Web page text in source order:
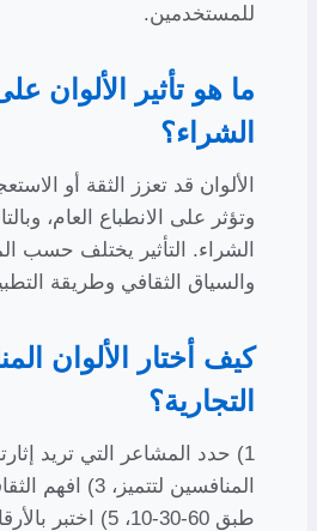
للمستخدمين.
ما هو تأثير الألوان
الشراء؟
الألوان قد تعزز الثقة أو
وتؤثر على الانطباع العام،
الشراء. التأثير يختلف حسب
والسياق الثقافي وطريقة
كيف أختار الألوان
التجارية؟
طبق 60-30-10، 5) اختبر بالأرقام (A/B Testing).